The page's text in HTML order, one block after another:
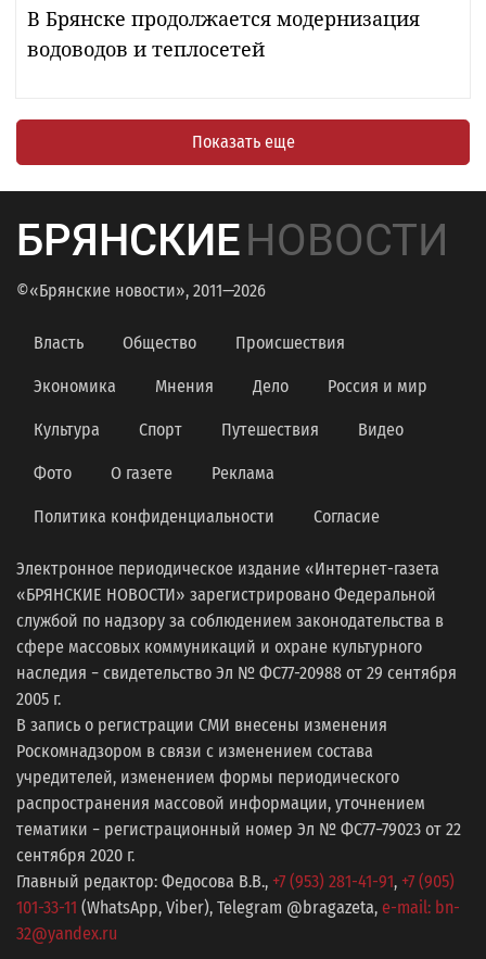
В Брянске продолжается модернизация
водоводов и теплосетей
Показать еще
БРЯНСКИЕНОВОСТИ
©«Брянские новости», 2011—2026
Власть Общество Происшествия
Экономика Мнения Дело Россия и мир
Культура Спорт Путешествия Видео
Фото О газете Реклама
Политика конфиденциальности Согласие
Электронное периодическое издание «Интернет-газета
«БРЯНСКИЕ НОВОСТИ» зарегистрировано Федеральной
службой по надзору за соблюдением законодательства в
сфере массовых коммуникаций и охране культурного
наследия − свидетельство Эл № ФС77-20988 от 29 сентября
2005 г.
В запись о регистрации СМИ внесены изменения
Роскомнадзором в связи с изменением состава
учредителей, изменением формы периодического
распространения массовой информации, уточнением
тематики − регистрационный номер Эл № ФС77−79023 от 22
сентября 2020 г.
Главный редактор: Федосова В.В., +7 (953) 281-41-91, +7 (905)
101-33-11 (WhatsApp, Viber), Telegram @bragazeta, e-mail: bn-
32@yandex.ru